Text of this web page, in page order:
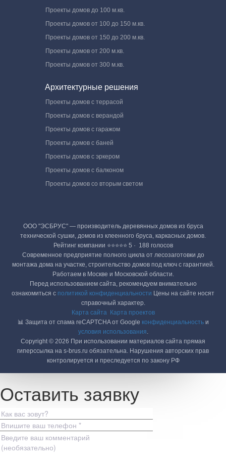
Проекты домов до 100 м.кв.
Проекты домов от 100 до 150 м.кв.
Проекты домов от 150 до 200 м.кв.
Проекты домов от 200 м.кв.
Проекты домов от 300 м.кв.
Архитектурные решения
Проекты домов с террасой
Проекты домов с верандой
Проекты домов с гаражом
Проекты домов с баней
Проекты домов с эркером
Проекты домов с балконом
Проекты домов со вторым светом
ООО "ЭСБРУС" — производитель деревянных домов из бруса
технической сушки, домов из клеенного бруса, каркасных домов.
Рейтинг компании ⭐⭐⭐⭐⭐ 5 · ‎ 188 голосов
Современное предприятие полного цикла от лесозаготовки до
монтажа дома на участке, строительство домов под ключ с гарантией.
Работаем в Москве и Московской области.
Перед использованием сайта, рекомендуем внимательно
ознакомиться с политикой конфиденциальности Цены на сайте носят
справочный характер.
Карта сайта
Карта проектов
📊 Защита от спама reCAPTCHA от Google конфиденциальностьи
условия использования.
Copyright © 2026 При использовании материалов сайта прямая
гиперссылка на s-brus.ru обязательна. Нарушения авторских прав
контролируется и преследуется по закону РФ
Оставить заявку